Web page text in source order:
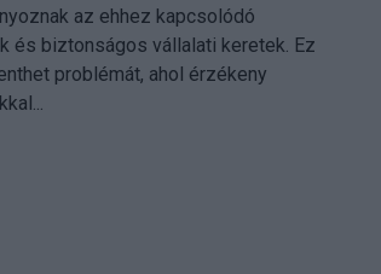
az ehhez kapcsolódó
és biztonságos vállalati keretek. Ez
problémát, ahol érzékeny